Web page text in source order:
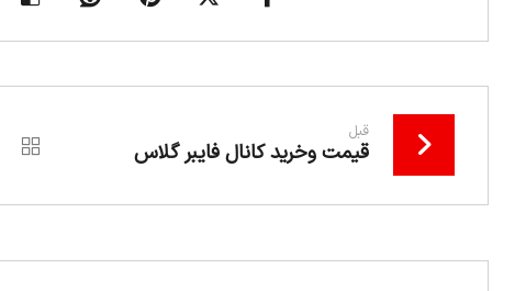
قبل
قیمت وخرید کانال فایبر گلاس